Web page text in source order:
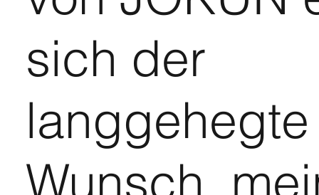
sich der
langgehegte
Wunsch,